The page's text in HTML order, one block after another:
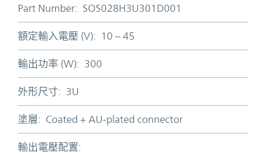
Part Number: SOS028H3U301D001
額定輸入電壓 (V): 10 – 45
輸出功率 (W): 300
外形尺寸: 3U
塗層: Coated + AU-plated connector
輸出電壓配置: